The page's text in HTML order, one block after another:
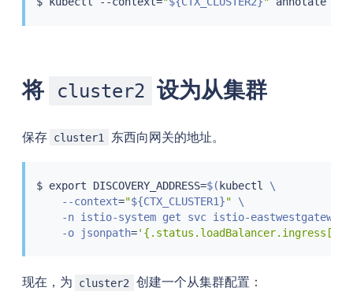
将 cluster2 设为从集群
保存 cluster1 东西向网关的地址。
$ export DISCOVERY_ADDRESS=$( kubectl
\
    --context
="${CTX_CLUSTER1}" \
-n istio-system get svc istio-eastwestgateway
    -o jsonpath
=
现在，为 cluster2 创建一个从集群配置：